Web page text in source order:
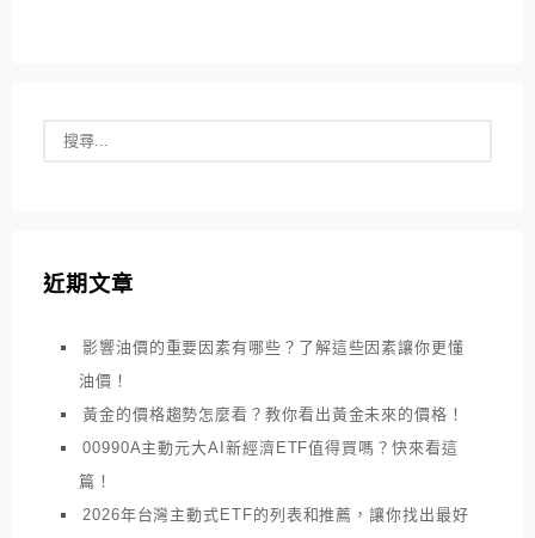
近期文章
影響油價的重要因素有哪些？了解這些因素讓你更懂
油價！
黃金的價格趨勢怎麼看？教你看出黃金未來的價格！
00990A主動元大AI新經濟ETF值得買嗎？快來看這
篇！
2026年台灣主動式ETF的列表和推薦，讓你找出最好